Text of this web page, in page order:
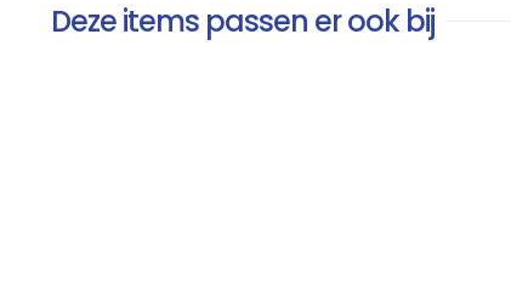
Deze items passen er ook bij